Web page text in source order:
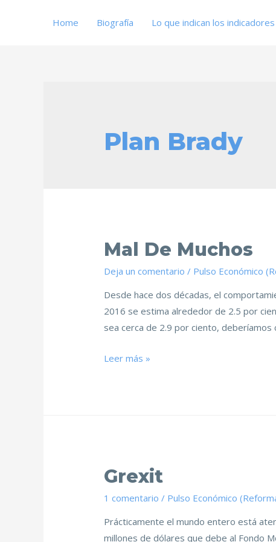
Home Biografía Lo que indican los indicadores
Plan Brady
Mal De Muchos
Deja un comentario / Pulso Económico
Desde hace dos décadas, el
2016 se estima alrededor de 2.5 por
sea cerca de 2.9 por ciento, deberíamos
Leer más »
Grexit
1 comentario / Pulso Económico
Prácticamente el mundo entero está
millones de dólares que debe al Fondo